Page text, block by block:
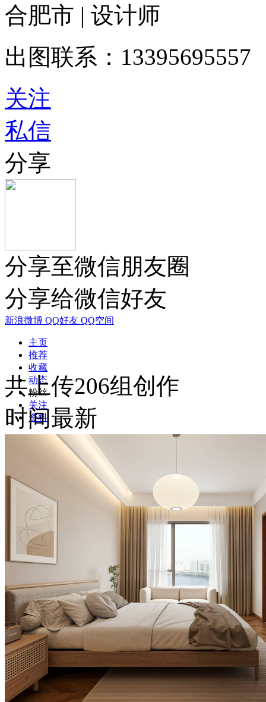
合肥市 | 设计师
出图联系：13395695557
关注
私信
分享
分享至微信朋友圈
分享给微信好友
新浪微博 QQ好友 QQ空间
主页
推荐
收藏
动态
粉丝
关注
资料
共上传206组创作
时间最新